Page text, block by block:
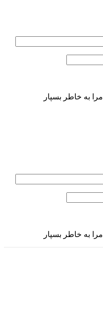
مرا به خاطر بسپار
مرا به خاطر بسپار